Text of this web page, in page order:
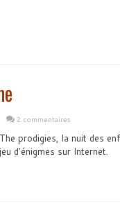
2 commentaires
prodigies, la nuit des
d'énigmes sur Internet.